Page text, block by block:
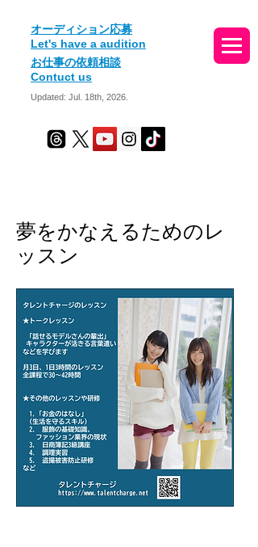
​オーディション応募
Let's have a audition
お仕事の依頼相談
Contuct us
Updated: Jul. 18th, 2026.
夢をかなえるためのレ
ッスン